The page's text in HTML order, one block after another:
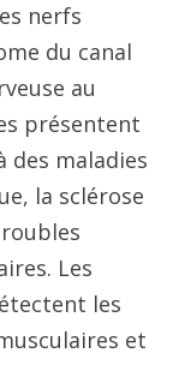
nerfs
du canal
au
présentent
des maladies
la sclérose
Les
les
et